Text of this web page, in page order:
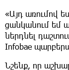
«Այդ առումով
ցանկանում եմ
ներդնել
Infobae
Նշենք, որ